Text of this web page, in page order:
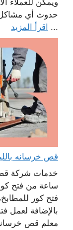
ويمكن للعملاء
حدوث أي مشاكل
... اقرأ المزيد
قص خرسانه بالليزر الكويت
ساعة من فتح
فتح كور
بالإضافة لعمل
معلم قص